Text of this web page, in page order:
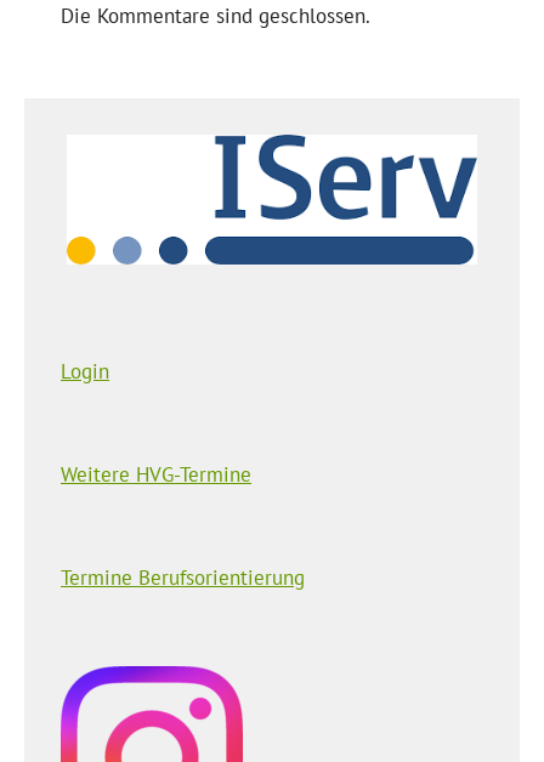
Die Kommentare sind geschlossen.
Login
Weitere HVG-Termine
Termine Berufsorientierung